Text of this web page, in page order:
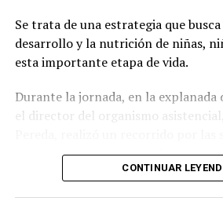
Se trata de una estrategia que
desarrollo y la nutrición de niñas,
esta importante etapa de vida.
Durante la jornada, en la explanada
el director del organismo
para supervisar las actividades
de Plan Alimentario, reconociendo
CONTINUAR